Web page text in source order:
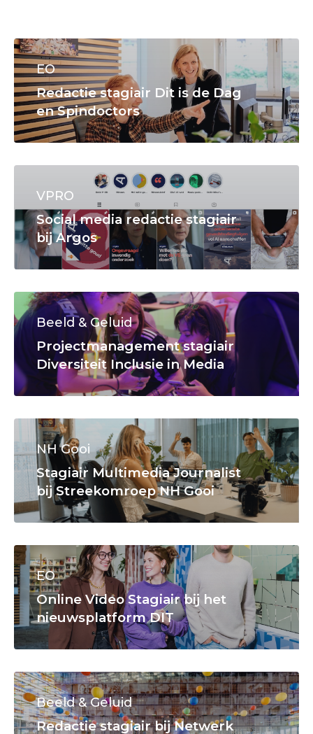
EO
Redactie stagiair Dit is de Dag
en Spindoctors
VPRO
Social media redactie stagiair
bij Argos
Beeld & Geluid
Projectmanagement stagiair
Diversiteit Inclusie in Media
NH Gooi
Stagiair Multimedia Journalist
bij Streekomroep NH Gooi
EO
Online Video Stagiair bij het
nieuwsplatform DIT
Beeld & Geluid
Redactie stagiair bij Netwerk